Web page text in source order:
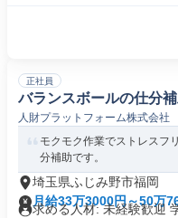
正社員
バランスボールの仕分
人財プラットフォーム株式会社
モクモク作業でストレスフ
分補助です。
埼玉県ふじみ野市福岡
月給33万3000円～50万
求める人材: 未経験歓迎